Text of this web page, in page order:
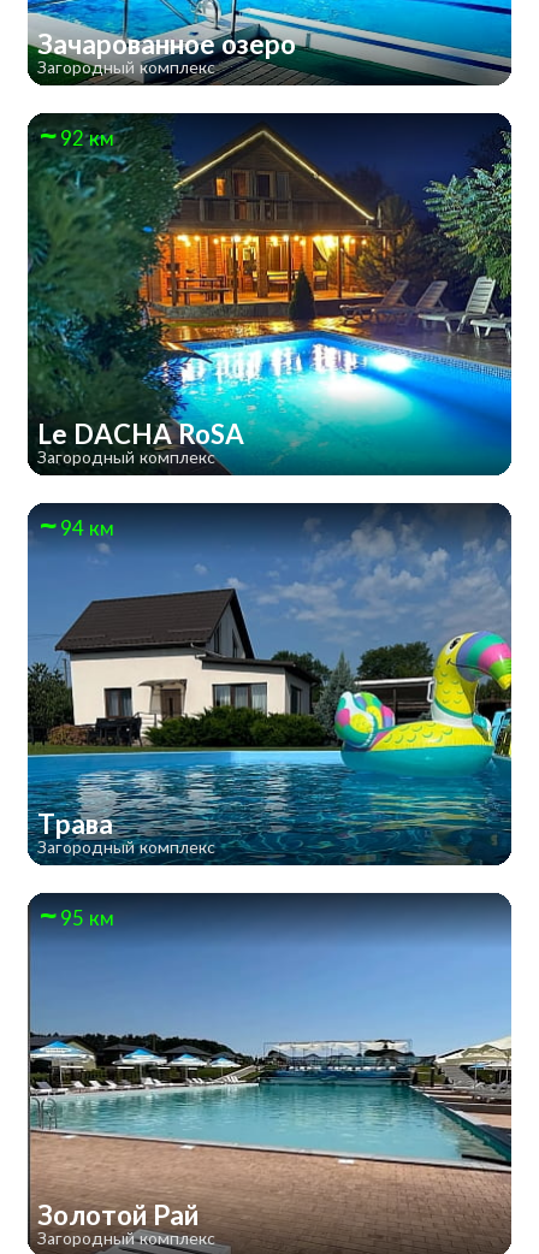
Зачарованное озеро
Загородный комплекс
92 км
Le DACHA RoSA
Загородный комплекс
94 км
Трава
Загородный комплекс
95 км
Золотой Рай
Загородный комплекс